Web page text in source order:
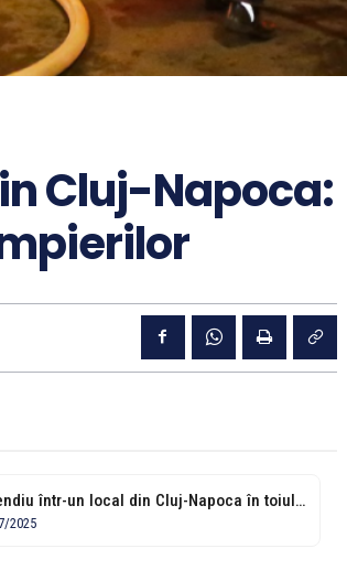
Cluj-Napoca:
Incendiu într-un local din Cluj-Napoca în toiul nopții. Focul a pornit de...
2025